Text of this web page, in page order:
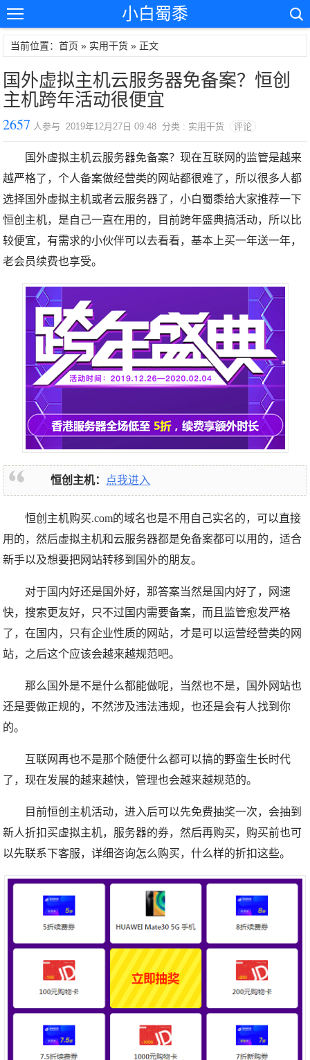
小白蜀黍
当前位置：首页 » 实用干货 » 正文
国外虚拟主机云服务器免备案？恒创
主机跨年活动很便宜
2657 人参与 2019年12月27日 09:48 分类 : 实用干货 评论
国外虚拟主机云服务器免备案？现在互联网的监管是越来
越严格了，个人备案做经营类的网站都很难了，所以很多人都
选择国外虚拟主机或者云服务器了，小白蜀黍给大家推荐一下
恒创主机，是自己一直在用的，目前跨年盛典搞活动，所以比
较便宜，有需求的小伙伴可以去看看，基本上买一年送一年，
老会员续费也享受。
恒创主机： 点我进入
恒创主机购买.com的域名也是不用自己实名的，可以直接
用的，然后虚拟主机和云服务器都是免备案都可以用的，适合
新手以及想要把网站转移到国外的朋友。
对于国内好还是国外好，那答案当然是国内好了，网速
快，搜索更友好，只不过国内需要备案，而且监管愈发严格
了，在国内，只有企业性质的网站，才是可以运营经营类的网
站，之后这个应该会越来越规范吧。
那么国外是不是什么都能做呢，当然也不是，国外网站也
还是要做正规的，不然涉及违法违规，也还是会有人找到你
的。
互联网再也不是那个随便什么都可以搞的野蛮生长时代
了，现在发展的越来越快，管理也会越来越规范的。
目前恒创主机活动，进入后可以先免费抽奖一次，会抽到
新人折扣买虚拟主机，服务器的券，然后再购买，购买前也可
以先联系下客服，详细咨询怎么购买，什么样的折扣这些。